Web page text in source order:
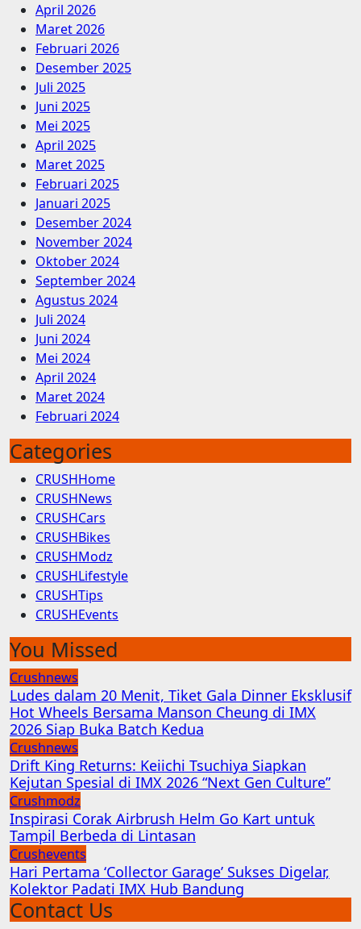
April 2026
Maret 2026
Februari 2026
Desember 2025
Juli 2025
Juni 2025
Mei 2025
April 2025
Maret 2025
Februari 2025
Januari 2025
Desember 2024
November 2024
Oktober 2024
September 2024
Agustus 2024
Juli 2024
Juni 2024
Mei 2024
April 2024
Maret 2024
Februari 2024
Categories
CRUSHHome
CRUSHNews
CRUSHCars
CRUSHBikes
CRUSHModz
CRUSHLifestyle
CRUSHTips
CRUSHEvents
You Missed
Crushnews
Ludes dalam 20 Menit, Tiket Gala Dinner Eksklusif
Hot Wheels Bersama Manson Cheung di IMX
2026 Siap Buka Batch Kedua
Crushnews
Drift King Returns: Keiichi Tsuchiya Siapkan
Kejutan Spesial di IMX 2026 “Next Gen Culture”
Crushmodz
Inspirasi Corak Airbrush Helm Go Kart untuk
Tampil Berbeda di Lintasan
Crushevents
Hari Pertama ‘Collector Garage’ Sukses Digelar,
Kolektor Padati IMX Hub Bandung
Contact Us